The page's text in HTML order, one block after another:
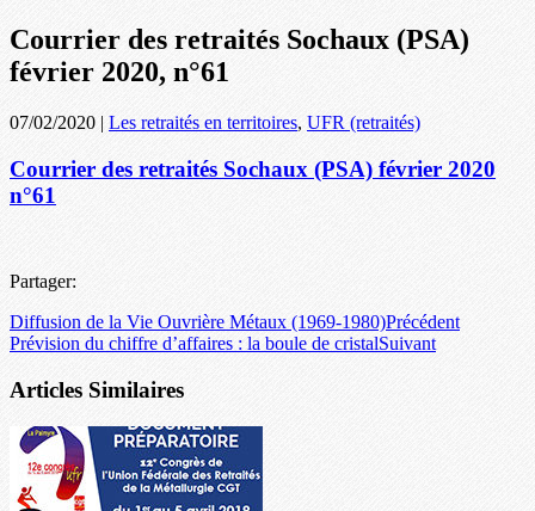
Courrier des retraités Sochaux (PSA)
février 2020, n°61
07/02/2020 | Les retraités en territoires, UFR (retraités)
Courrier des retraités Sochaux (PSA) février 2020
n°61
Partager:
Diffusion de la Vie Ouvrière Métaux (1969-1980)Précédent
Prévision du chiffre d’affaires : la boule de cristalSuivant
Articles Similaires